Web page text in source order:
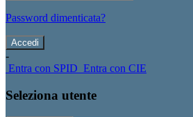
Password dimenticata?
-
Entra con SPID Entra con CIE
Seleziona utente